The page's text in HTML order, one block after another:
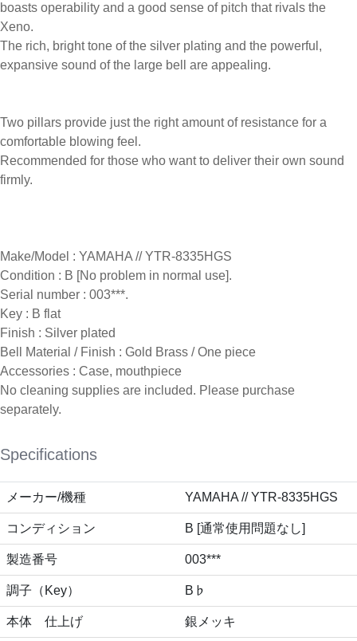
boasts operability and a good sense of pitch that rivals the
Xeno.
The rich, bright tone of the silver plating and the powerful,
expansive sound of the large bell are appealing.
Two pillars provide just the right amount of resistance for a
comfortable blowing feel.
Recommended for those who want to deliver their own sound
firmly.
Make/Model : YAMAHA // YTR-8335HGS
Condition : B [No problem in normal use].
Serial number : 003***.
Key : B flat
Finish : Silver plated
Bell Material / Finish : Gold Brass / One piece
Accessories : Case, mouthpiece
No cleaning supplies are included. Please purchase
separately.
Specifications
メーカー/機種 YAMAHA // YTR-8335HGS
コンディション B [通常使用問題なし]
製造番号 003***
調子（Key） B♭
本体 仕上げ 銀メッキ